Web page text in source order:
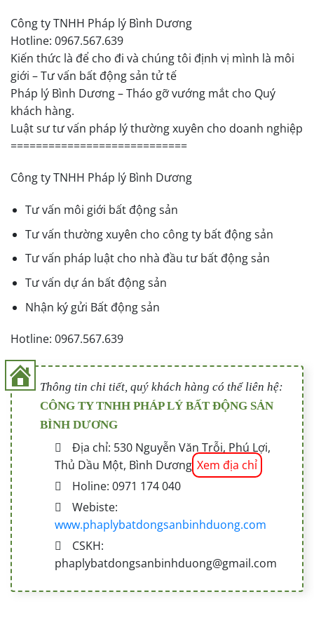
Công ty TNHH Pháp lý Bình Dương
Hotline: 0967.567.639
Kiến thức là để cho đi và chúng tôi định vị mình là môi
giới – Tư vấn bất động sản tử tế
Pháp lý Bình Dương – Tháo gỡ vướng mắt cho Quý
khách hàng.
Luật sư tư vấn pháp lý thường xuyên cho doanh nghiệp
============================
Công ty TNHH Pháp lý Bình Dương
Tư vấn môi giới bất động sản
Tư vấn thường xuyên cho công ty bất động sản
Tư vấn pháp luật cho nhà đầu tư bất động sản
Tư vấn dự án bất động sản
Nhận ký gửi Bất động sản
Hotline: 0967.567.639
Thông tin chi tiết, quý khách hàng có thể liên hệ:
CÔNG TY TNHH PHÁP LÝ BẤT ĐỘNG SẢN
BÌNH DƯƠNG
Địa chỉ: 530 Nguyễn Văn Trỗi, Phú Lợi,
Thủ Dầu Một, Bình Dương Xem địa chỉ
Holine: 0971 174 040
Webiste:
www.phaplybatdongsanbinhduong.com
CSKH:
phaplybatdongsanbinhduong@gmail.com